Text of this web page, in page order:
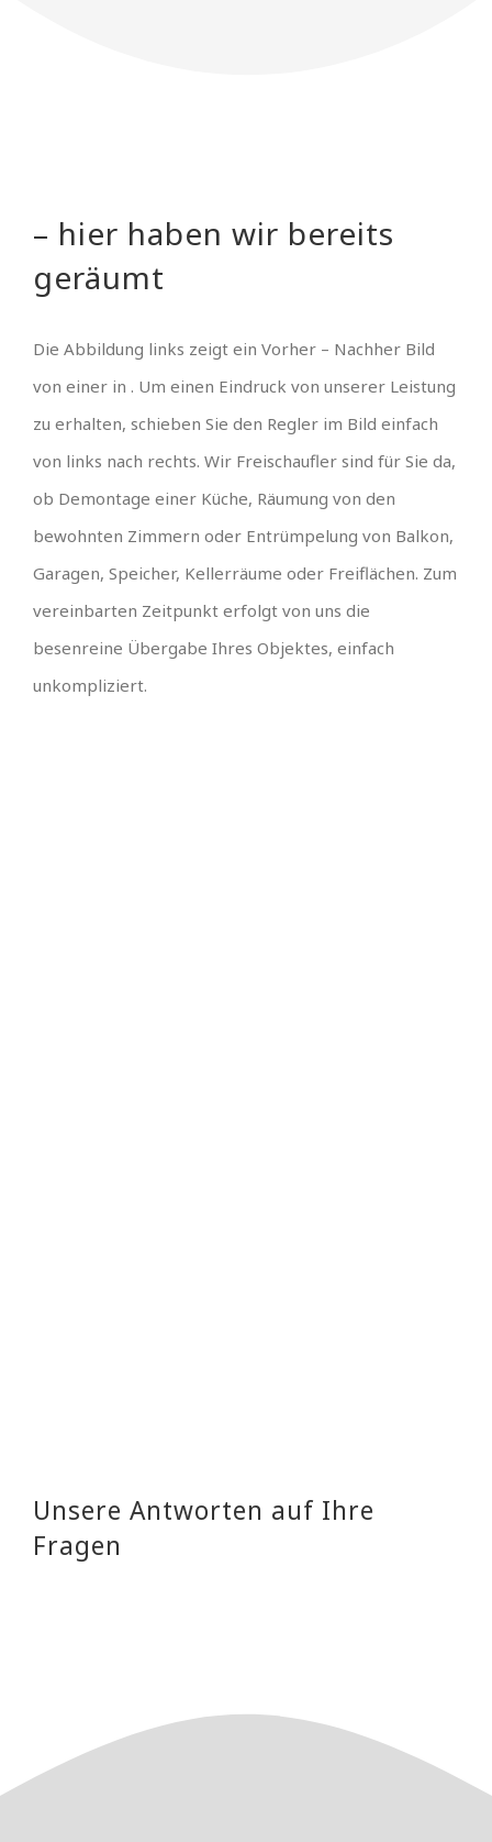
– hier haben wir bereits
geräumt
Die Abbildung links zeigt ein Vorher – Nachher Bild
von einer in . Um einen Eindruck von unserer Leistung
zu erhalten, schieben Sie den Regler im Bild einfach
von links nach rechts. Wir Freischaufler sind für Sie da,
ob Demontage einer Küche, Räumung von den
bewohnten Zimmern oder Entrümpelung von Balkon,
Garagen, Speicher, Kellerräume oder Freiflächen. Zum
vereinbarten Zeitpunkt erfolgt von uns die
besenreine Übergabe Ihres Objektes, einfach
unkompliziert.
Unsere Antworten auf Ihre
Fragen